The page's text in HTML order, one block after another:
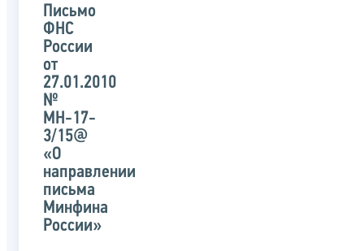
органом
указанного
письма
Письмо
ФНС
России
от
27.01.2010
№
МН-17-
3/15@
«О
направлении
письма
Минфина
России»